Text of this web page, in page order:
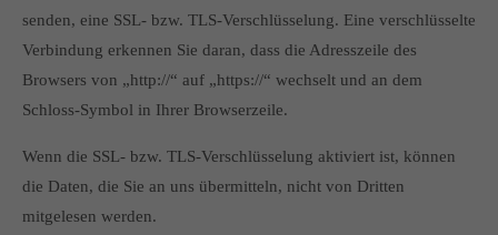
senden, eine SSL- bzw. TLS-Verschlüsselung. Eine verschlüsselte
Verbindung erkennen Sie daran, dass die Adresszeile des
Browsers von „http://“ auf „https://“ wechselt und an dem
Schloss-Symbol in Ihrer Browserzeile.
Wenn die SSL- bzw. TLS-Verschlüsselung aktiviert ist, können
die Daten, die Sie an uns übermitteln, nicht von Dritten
mitgelesen werden.